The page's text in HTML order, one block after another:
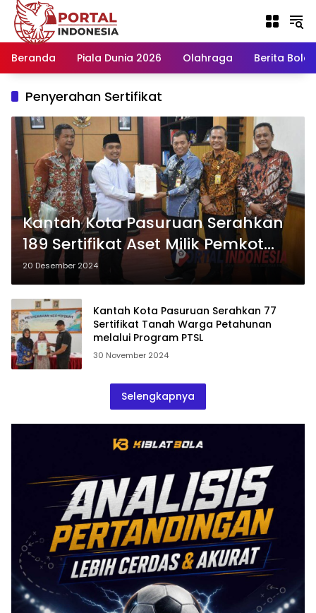
Langsung
konten
Beranda
Piala Dunia 2026 Olahraga Berita Bola
Penyerahan Sertifikat
Kantah Kota Pasuruan Serahkan
189 Sertifikat Aset Milik Pemkot
Pasuruan, melalui Plt Walikota
20 Desember 2024
Kantah Kota Pasuruan Serahkan 77
Sertifikat Tanah Warga Petahunan
melalui Program PTSL
30 November 2024
Selengkapnya